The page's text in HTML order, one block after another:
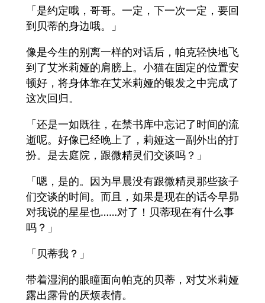
「是约定哦，哥哥。一定，下一次一定，要回
到贝蒂的身边哦。」
像是今生的别离一样的对话后，帕克轻快地飞
到了艾米莉娅的肩膀上。小猫在固定的位置安
顿好，将身体靠在艾米莉娅的银发之中完成了
这次回归。
「还是一如既往，在禁书库中忘记了时间的流
逝呢。好像已经晚上了，莉娅这一副外出的打
扮。是去庭院，跟微精灵们交谈吗？」
「嗯，是的。因为早晨没有跟微精灵那些孩子
们交谈的时间。而且，如果是现在的话今早昴
对我说的星星也……对了！贝蒂现在有什么事
吗？」
「贝蒂我？」
带着湿润的眼瞳面向帕克的贝蒂，对艾米莉娅
露出露骨的厌烦表情。